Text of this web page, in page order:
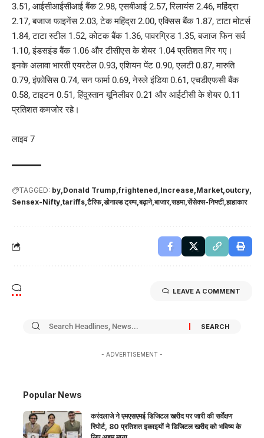
3.51, आईसीआईसीआई बैंक 2.98, एसबीआई 2.57, रिलायंस 2.46, महिंद्रा
2.17, बजाज फाइनेंस 2.03, टेक महिंद्रा 2.00, एक्सिस बैंक 1.87, टाटा मोटर्स
1.84, टाटा स्टील 1.52, कोटक बैंक 1.36, पावरग्रिड 1.35, बजाज फिन सर्व
1.10, इंडसइंड बैंक 1.06 और टीसीएस के शेयर 1.04 प्रतिशत गिर गए।
इनके अलावा भारती एयरटेल 0.93, एशियन पेंट 0.90, एलटी 0.87, मारुति
0.79, इंफ़ोसिस 0.74, सन फार्मा 0.69, नेस्ले इंडिया 0.61, एचडीएफसी बैंक
0.58, टाइटन 0.51, हिंदुस्तान यूनिलीवर 0.21 और आईटीसी के शेयर 0.11
प्रतिशत कमजोर रहे।
लाइव 7
TAGGED: by Donald Trump frightened Increase Market outcry
Sensex-Nifty tariffs टैरिफ डोनाल्ड ट्रम्प बढ़ाने बाजार सहमा सेंसेक्स-निफ्टी हाहाकार
LEAVE A COMMENT
- ADVERTISEMENT -
Popular News
करंदलाजे ने एमएसएमई डिजिटल खरीद पर जारी की सर्वेक्षण
रिपोर्ट, 80 प्रतिशत इकाइयों ने डिजिटल खरीद को भविष्य के